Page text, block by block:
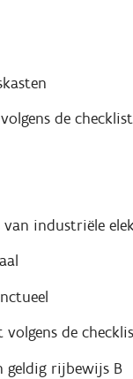
de checklist
van industriële
de
geldig rijbewijs B